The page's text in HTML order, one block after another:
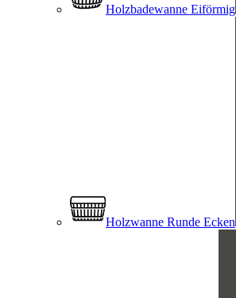
Holzbadewanne Eiförmig
Holzwanne Runde Ecken